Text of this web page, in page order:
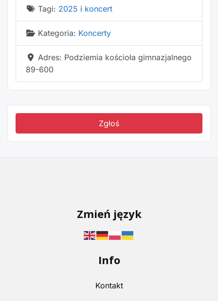
Tagi: 2025 i koncert
Kategoria: Koncerty
Adres: Podziemia kościoła gimnazjalnego
89-600
Zgłoś
Zmień język
Info
Kontakt